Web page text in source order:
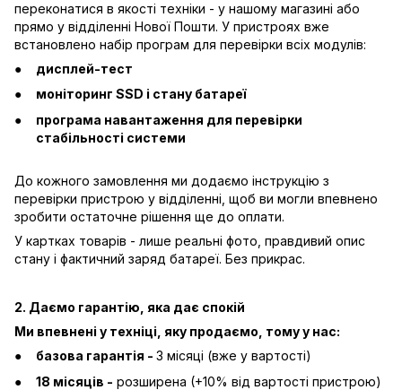
переконатися в якості техніки - у нашому магазині або
прямо у відділенні Нової Пошти. У пристроях вже
встановлено набір програм для перевірки всіх модулів:
дисплей-тест
моніторинг SSD і стану батареї
програма навантаження для перевірки
стабільності системи
До кожного замовлення ми додаємо інструкцію з
перевірки пристрою у відділенні, щоб ви могли впевнено
зробити остаточне рішення ще до оплати.
У картках товарів - лише реальні фото, правдивий опис
стану і фактичний заряд батареї. Без прикрас.
2. Даємо гарантію, яка дає спокій
Ми впевнені у техніці, яку продаємо, тому у нас:
базова гарантія - 3 місяці (вже у вартості)
18 місяців - розширена (+10% від вартості пристрою)